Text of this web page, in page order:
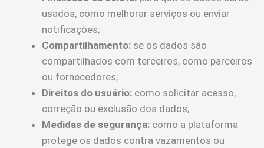
usados, como melhorar serviços ou enviar
notificações;
Compartilhamento: se os dados são
compartilhados com terceiros, como parceiros
ou fornecedores;
Direitos do usuário: como solicitar acesso,
correção ou exclusão dos dados;
Medidas de segurança: como a plataforma
protege os dados contra vazamentos ou